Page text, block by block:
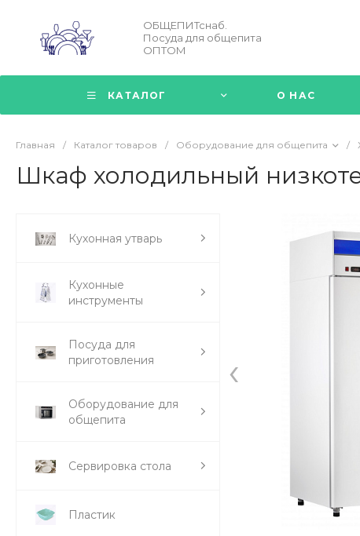
ОБЩЕПИТснаб.
Посуда для общепита
ОПТОМ
КАТАЛОГ О НАС
Главная / Каталог товаров / Оборудование для общепита /
Шкаф холодильный
Кухонная утварь
Кухонные
инструменты
Посуда для
приготовления
Оборудование для
общепита
Сервировка стола
Пластик
‹